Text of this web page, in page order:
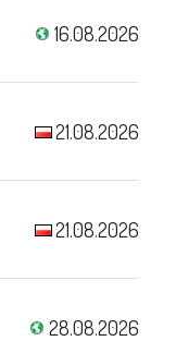
16.08.2026
21.08.2026
21.08.2026
28.08.2026